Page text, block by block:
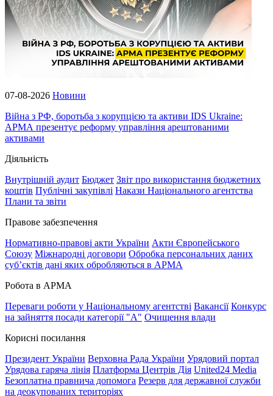
07-08-2026 Новини
Війна з РФ, боротьба з корупцією та активи IDS Ukraine:
АРМА презентує реформу управління арештованими
активами
Діяльність
Внутрішній аудит Бюджет Звіт про використання бюджетних
коштів Публічні закупівлі Накази Національного агентства
Плани та звіти
Правове забезпечення
Нормативно-правові акти України Акти Європейського
Союзу Міжнародні договори Обробка персональних даних
субʼєктів дані яких обробляються в АРМА
Робота в АРМА
Переваги роботи у Національному агентстві Вакансії Конкурс
на зайняття посади категорії "А" Очищення влади
Корисні посилання
Президент України Верховна Рада України Урядовий портал
Урядова гаряча лінія Платформа Центрів Дія United24 Media
Безоплатна правнича допомога Резерв для державної служби
на деокупованих територіях